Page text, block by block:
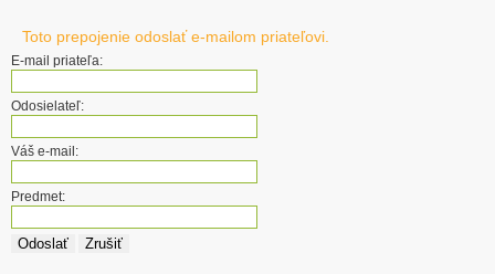
Toto prepojenie odoslať e-mailom priateľovi.
E-mail priateľa:
Odosielateľ:
Váš e-mail:
Predmet:
Odoslať Zrušiť